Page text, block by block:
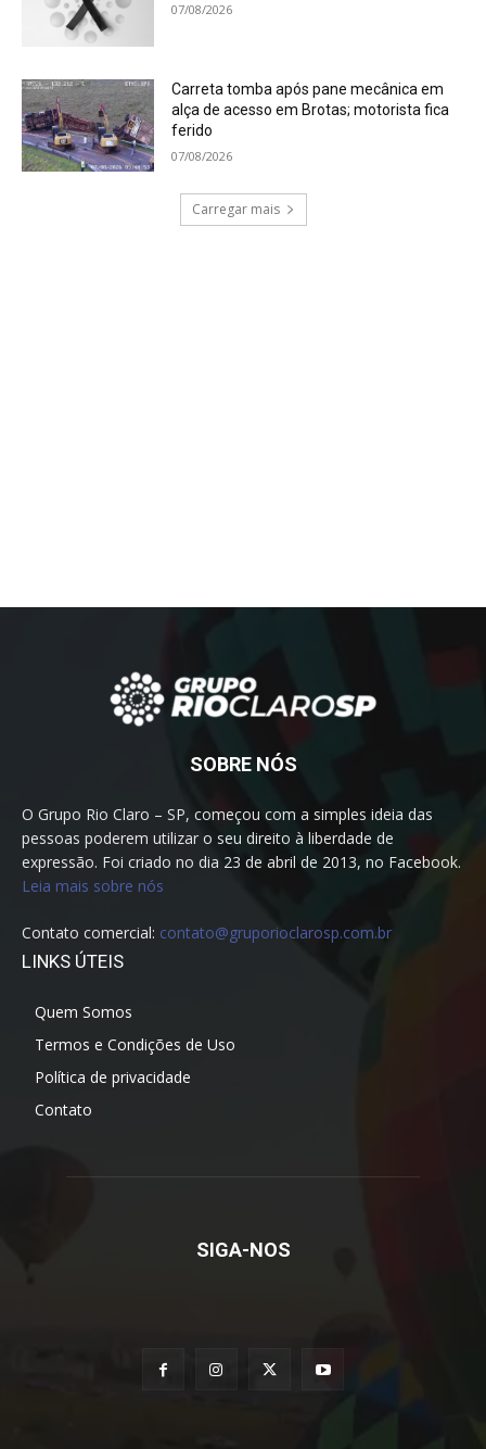
07/08/2026
Carreta tomba após pane mecânica em
alça de acesso em Brotas; motorista fica
ferido
07/08/2026
Carregar mais
SOBRE NÓS
O Grupo Rio Claro – SP, começou com a simples ideia das
pessoas poderem utilizar o seu direito à liberdade de
expressão. Foi criado no dia 23 de abril de 2013, no Facebook.
Leia mais sobre nós
Contato comercial: contato@gruporioclarosp.com.br
LINKS ÚTEIS
Quem Somos
Termos e Condições de Uso
Política de privacidade
Contato
SIGA-NOS